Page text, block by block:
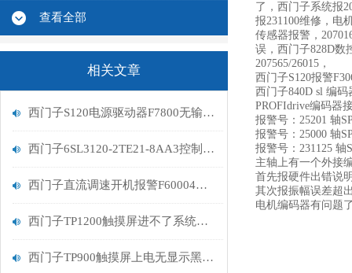
查看全部
相关文章
西门子S120电源驱动器F7800无输出问题处理
西门子6SL3120-2TE21-8AA3控制器F30021接地故障维修
西门子直流调速开机报警F60004故障6RA80调速器维修解决
西门子TP1200触摸屏进不了系统解决方法
西门子TP900触摸屏上电无显示黑屏解决方法
了，西门子系统报
报231100维修，电
传感器报警，
误，西门子828D数
207565/26015，
西门子S120报警
西门子840D sl 编码
PROFIdrive编码器
报警号：25201 轴
报警号：25000 轴
报警号：231125 轴
主轴上有一个外接
首先报硬件出错说
其次报振幅误差超
电机编码器有问题